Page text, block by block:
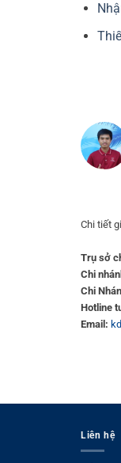
Chi tiết
Trụ sở
Chi
Chi
Hotline
Email:
Liên hệ